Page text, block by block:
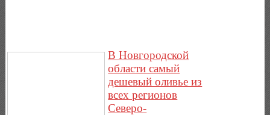
В Новгородской
области самый
дешевый оливье из
всех регионов
Северо-